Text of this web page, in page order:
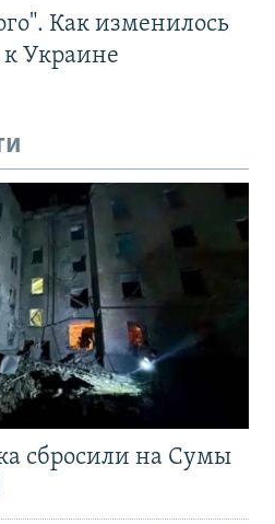
Как изменилось
Украине
сбросили на Сумы